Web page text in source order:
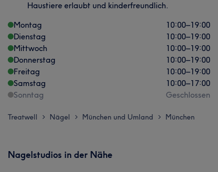
Haustiere erlaubt und kinderfreundlich.
Montag
10:00–19:00
Dienstag
10:00–19:00
Mittwoch
10:00–19:00
Donnerstag
10:00–19:00
Freitag
10:00–19:00
Samstag
10:00–17:00
Sonntag
Geschlossen
Treatwell > Nägel > München und Umland > München
Nagelstudios in der Nähe